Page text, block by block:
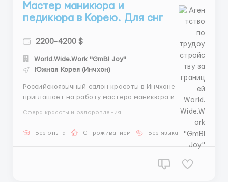
Мастер маникюра и
педикюра в Корею. Для снг
2200-4200 $
World.Wide.Work "GmBl Joy"
Южная Корея (Инчхон)
Российскоязычный салон красоты в Инчхоне
приглашает на работу мастера маникюра и
работы: 5 дней в неделю. Зарплата: от 3800$ в
Сфера красоты и оздоровления
Без опыта С проживанием Без языка